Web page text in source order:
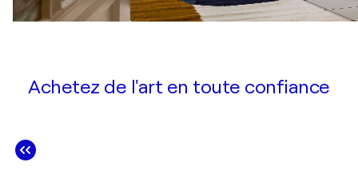
Achetez de l'art en toute confiance